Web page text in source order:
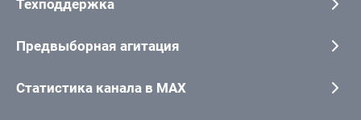
Техподдержка
Предвыборная агитация
Статистика канала в MAX